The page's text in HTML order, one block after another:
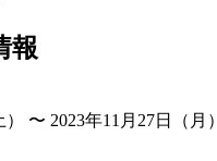
報
〜 2023年11月27日（月）